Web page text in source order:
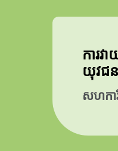
ការវ
យុវជ
សហកា